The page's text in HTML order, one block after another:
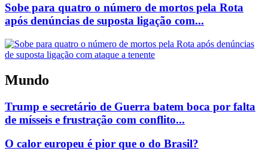
Sobe para quatro o número de mortos pela Rota
após denúncias de suposta ligação com...
Mundo
Trump e secretário de Guerra batem boca por falta
de mísseis e frustração com conflito...
O calor europeu é pior que o do Brasil?